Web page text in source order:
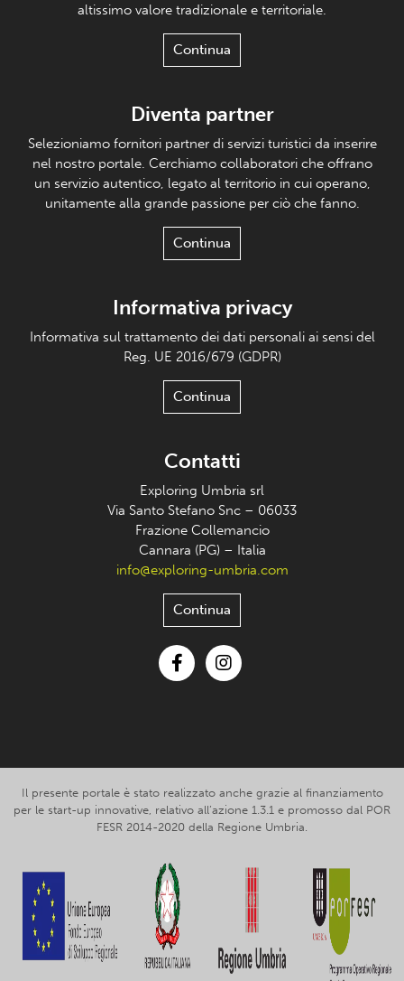
altissimo valore tradizionale e territoriale.
Continua
Diventa partner
Selezioniamo fornitori partner di servizi turistici da inserire
nel nostro portale. Cerchiamo collaboratori che offrano
un servizio autentico, legato al territorio in cui operano,
unitamente alla grande passione per ciò che fanno.
Continua
Informativa privacy
Informativa sul trattamento dei dati personali ai sensi del
Reg. UE 2016/679 (GDPR)
Continua
Contatti
Exploring Umbria srl
Via Santo Stefano Snc – 06033
Frazione Collemancio
Cannara (PG) – Italia
info@exploring-umbria.com
Continua
Il presente portale è stato realizzato anche grazie al finanziamento
per le start-up innovative, relativo all’azione 1.3.1 e promosso dal POR
FESR 2014-2020 della Regione Umbria.